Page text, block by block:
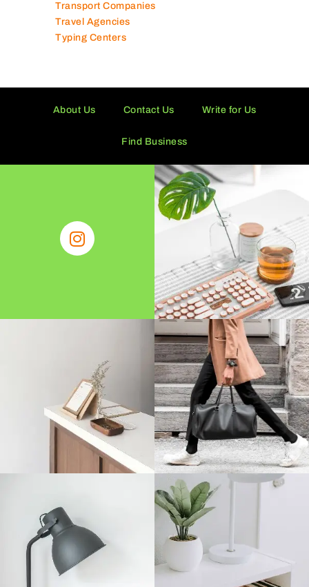
Transport Companies
Travel Agencies
Typing Centers
About Us Contact Us Write for Us
Find Business